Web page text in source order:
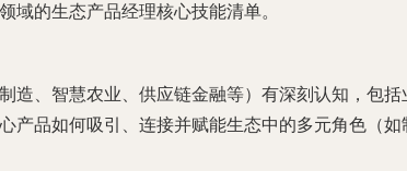
域的生态产品经理核心技能清单。
造、智慧农业、供应链金融等）有深刻认知，包
产品如何吸引、连接并赋能生态中的多元角色（